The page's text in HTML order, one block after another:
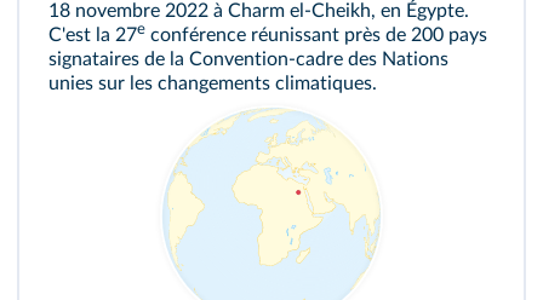
18 novembre 2022 à Charm el-Cheikh, en Égypte.
C'est la 27e conférence réunissant près de 200 pays
signataires de la Convention-cadre des Nations
unies sur les changements climatiques.